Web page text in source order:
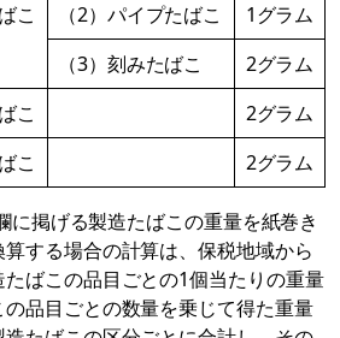
こ
（2）パイプたばこ
1グラム
（3）刻みたばこ
2グラム
こ
2グラム
こ
2グラム
掲げる製造たばこの重量を紙巻き
する場合の計算は、保税地域から
ばこの品目ごとの1個当たりの重量
品目ごとの数量を乗じて得た重量